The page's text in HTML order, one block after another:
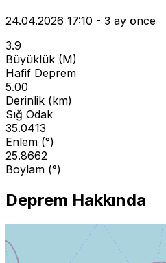
24.04.2026 17:10 - 3 ay önce
3.9
Büyüklük (M)
Hafif Deprem
5.00
Derinlik (km)
Sığ Odak
35.0413
Enlem (°)
25.8662
Boylam (°)
Deprem Hakkında